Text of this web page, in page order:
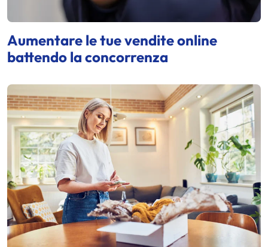
Aumentare le tue vendite online
battendo la concorrenza